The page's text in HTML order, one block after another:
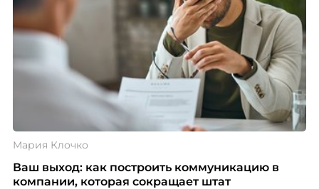
Мария Клочко
Ваш выход: как построить коммуникацию в
компании, которая сокращает штат